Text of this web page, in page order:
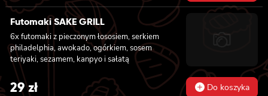
Futomaki SAKE GRILL
6x futomaki z pieczonym łososiem, serkiem
philadelphia, awokado, ogórkiem, sosem
teriyaki, sezamem, kanpyo i sałatą
29zł Do koszyka